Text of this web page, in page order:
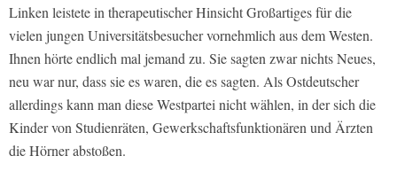
Linken leistete in therapeutischer Hinsicht Großartiges für die
vielen jungen Universitätsbesucher vornehmlich aus dem Westen.
Ihnen hörte endlich mal jemand zu. Sie sagten zwar nichts Neues,
neu war nur, dass sie es waren, die es sagten. Als Ostdeutscher
allerdings kann man diese Westpartei nicht wählen, in der sich die
Kinder von Studienräten, Gewerkschaftsfunktionären und Ärzten
die Hörner abstoßen.